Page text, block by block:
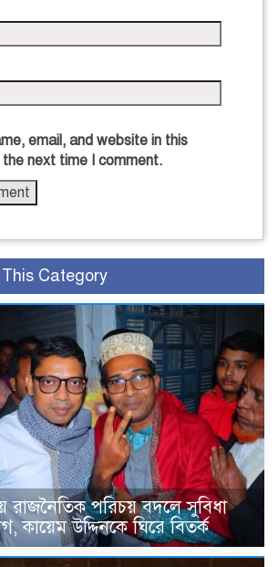
email, and website in this
next time I comment.
Category
রাজনৈতিক পরিচয় বদলে সুবিধা
কায়েম উদ্দিনকে ঘিরে বিতর্ক